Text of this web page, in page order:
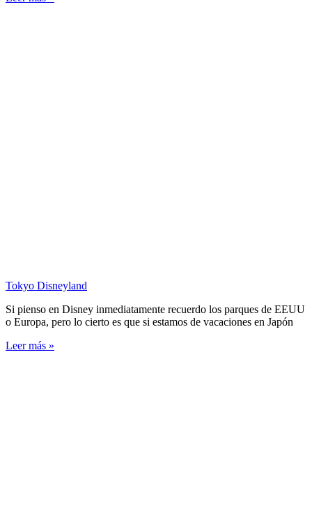
Tokyo Disneyland
Si pienso en Disney inmediatamente recuerdo los parques de EEUU
o Europa, pero lo cierto es que si estamos de vacaciones en Japón
Leer más »